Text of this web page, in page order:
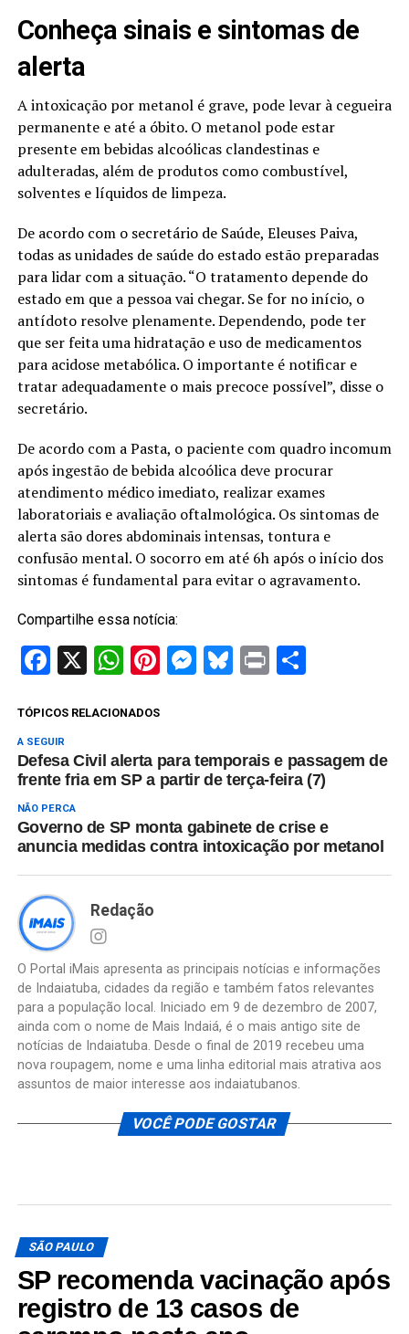
Conheça sinais e sintomas de
alerta
A intoxicação por metanol é grave, pode levar à cegueira
permanente e até a óbito. O metanol pode estar
presente em bebidas alcoólicas clandestinas e
adulteradas, além de produtos como combustível,
solventes e líquidos de limpeza.
De acordo com o secretário de Saúde, Eleuses Paiva,
todas as unidades de saúde do estado estão preparadas
para lidar com a situação. “O tratamento depende do
estado em que a pessoa vai chegar. Se for no início, o
antídoto resolve plenamente. Dependendo, pode ter
que ser feita uma hidratação e uso de medicamentos
para acidose metabólica. O importante é notificar e
tratar adequadamente o mais precoce possível”, disse o
secretário.
De acordo com a Pasta, o paciente com quadro incomum
após ingestão de bebida alcoólica deve procurar
atendimento médico imediato, realizar exames
laboratoriais e avaliação oftalmológica. Os sintomas de
alerta são dores abdominais intensas, tontura e
confusão mental. O socorro em até 6h após o início dos
sintomas é fundamental para evitar o agravamento.
Compartilhe essa notícia:
Facebook
X WhatsApp
Pinterest
Messenger
Bluesky
PrintShare
TÓPICOS RELACIONADOS
A SEGUIR
Defesa Civil alerta para temporais e passagem de
frente fria em SP a partir de terça-feira (7)
NÃO PERCA
Governo de SP monta gabinete de crise e
anuncia medidas contra intoxicação por metanol
Redação
O Portal iMais apresenta as principais notícias e informações
de Indaiatuba, cidades da região e também fatos relevantes
para a população local. Iniciado em 9 de dezembro de 2007,
ainda com o nome de Mais Indaiá, é o mais antigo site de
notícias de Indaiatuba. Desde o final de 2019 recebeu uma
nova roupagem, nome e uma linha editorial mais atrativa aos
assuntos de maior interesse aos indaiatubanos.
VOCÊ PODE GOSTAR
SÃO PAULO
SP recomenda vacinação após
registro de 13 casos de